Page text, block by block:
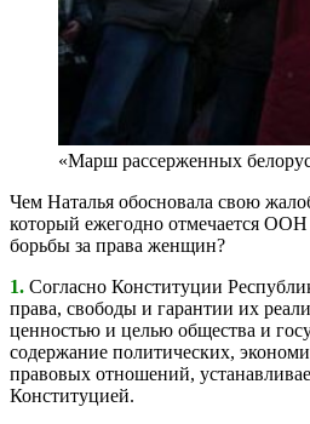
«Марш рассерженных
Чем Наталья обосновала свою
который ежегодно отмечается
борьбы за права женщин?
1. Согласно Конституции
права, свободы и гарантии их
ценностью и целью общества и
содержание политических,
правовых отношений,
Конституцией.